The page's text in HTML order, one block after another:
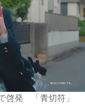
啓発 「青切符」